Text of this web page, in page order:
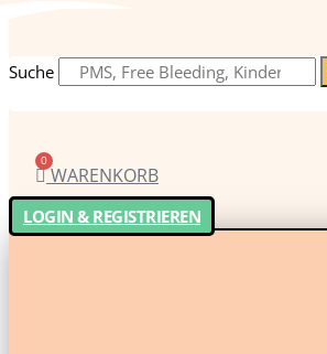
Suche
0
WARENKORB
LOGIN & REGISTRIEREN